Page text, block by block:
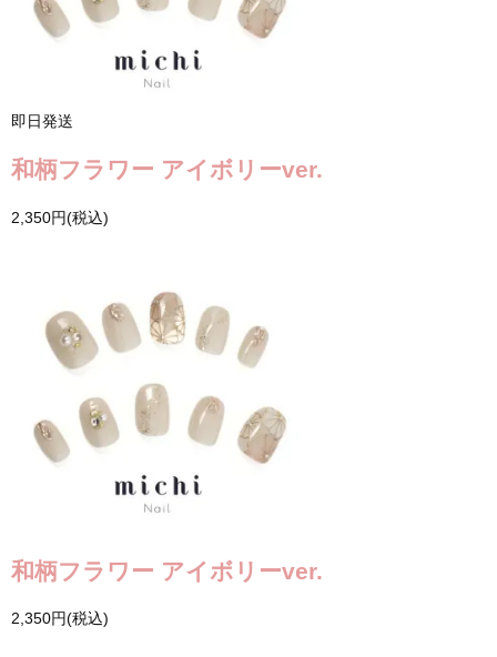
即日発送
和柄フラワー アイボリーver.
2,350円(税込)
和柄フラワー アイボリーver.
2,350円(税込)